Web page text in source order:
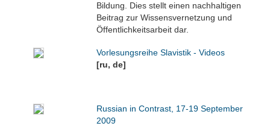
Bildung. Dies stellt einen nachhaltigen
Beitrag zur Wissensvernetzung und
Öffentlichkeitsarbeit dar.
Vorlesungsreihe Slavistik - Videos
[ru, de]
Russian in Contrast, 17-19 September
2009